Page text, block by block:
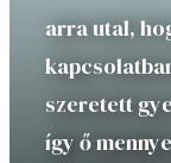
arra utal,
szeretett
így ő